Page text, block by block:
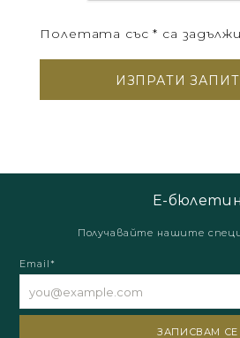
Полетата със * са
Е-бюлетин
Получавайте нашите
Email*